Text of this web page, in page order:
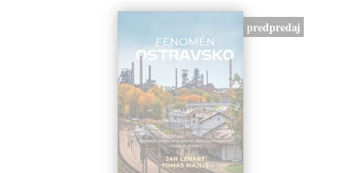
predpredaj